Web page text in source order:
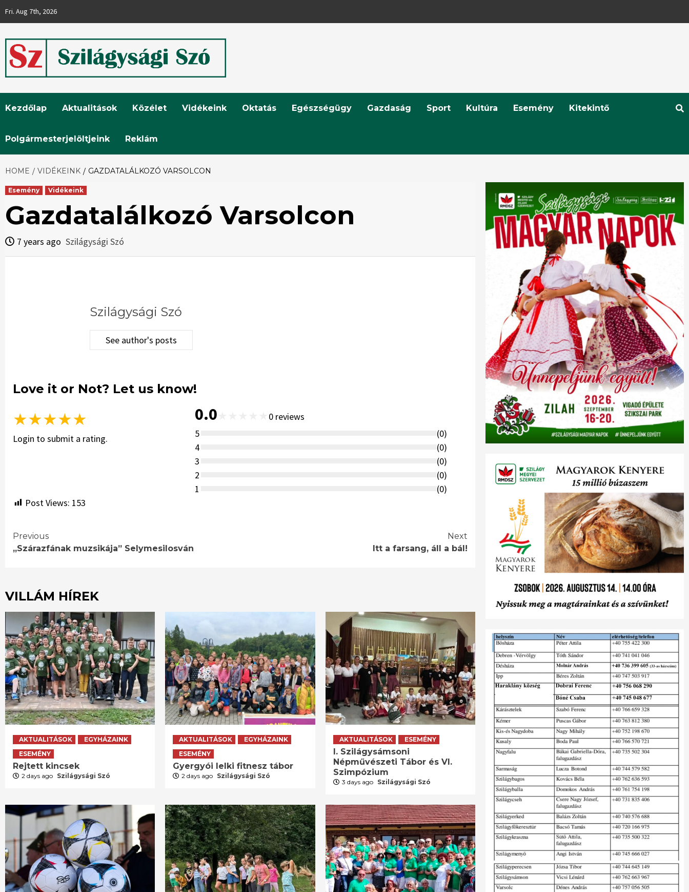
Fri. Aug 7th, 2026
Szilágysági
Szó
Kezdőlap Aktualitások Közélet Vidékeink Oktatás Egészségügy Gazdaság Sport Kultúra Esemény Kitekintő
Polgármesterjelöltjeink Reklám
HOME VIDÉKEINK GAZDATALÁLKOZÓ VARSOLCON
Esemény Vidékeink
Gazdatalálkozó Varsolcon
7 years ago Szilágysági Szó
Szilágysági Szó
See author's posts
Love it or Not? Let us know!
★★★★★
Login to submit a rating.
0.0 0 reviews
5
(0)
4
(0)
3
(0)
2
(0)
1
(0)
Post Views: 153
Continue
Previous
,,Szárazfának muzsikája” Selymesilosván
Next
Itt a farsang, áll a bál!
VILLÁM HÍREK
AKTUALITÁSOK
EGYHÁZAINK
ESEMÉNY
Rejtett kincsek
2 days ago Szilágysági Szó
AKTUALITÁSOK
EGYHÁZAINK
ESEMÉNY
Gyergyói lelki fitnesz tábor
2 days ago Szilágysági Szó
AKTUALITÁSOK ESEMÉNY
I. Szilágysámsoni
Népművészeti Tábor és VI.
Szimpózium
3 days ago Szilágysági Szó